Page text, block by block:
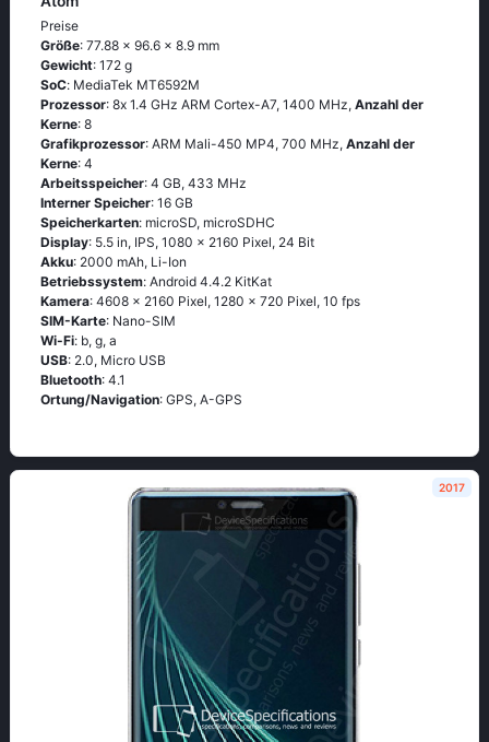
Preise
Größe: 77.88 x 96.6 x 8.9 mm
Gewicht: 172 g
SoC: МеdiаТеk МТ6592М
Prozessor: 8х 1.4 GНz АRМ Соrtех-А7, 1400 MHz, Anzahl der
Kerne: 8
Grafikprozessor: ARM Mali-450 MP4, 700 MHz, Anzahl der
Kerne: 4
Arbeitsspeicher: 4 GB, 433 MHz
Interner Speicher: 16 GB
Speicherkarten: microSD, microSDHC
Display: 5.5 in, IPS, 1080 x 2160 Pixel, 24 Bit
Akku: 2000 mAh, Li-Ion
Betriebssystem: Аndrоid 4.4.2 ΚitΚаt
Kamera: 4608 x 2160 Pixel, 1280 x 720 Pixel, 10 fps
SIM-Karte: Nano-SIM
Wi-Fi: b, g, а
USB: 2.0, Micro USB
Bluetooth: 4.1
Ortung/Navigation: GРS, А-GРS
2017